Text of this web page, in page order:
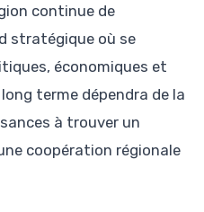
continue de
stratégique où se
économiques et
terme dépendra de la
à trouver un
coopération régionale